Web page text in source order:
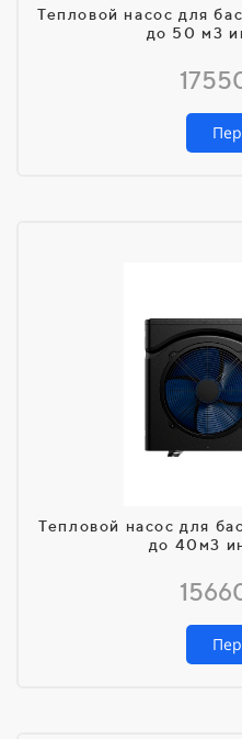
Тепловой насос для
до 50 м3
Тепловой насос для
до 40м3